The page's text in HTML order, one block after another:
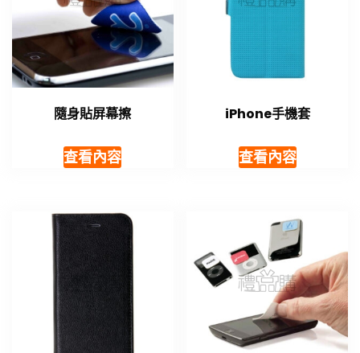
隨身貼屏幕擦
查看內容
iPhone手機套
查看內容